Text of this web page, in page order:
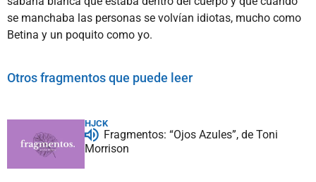
se manchaba las personas se volvían idiotas, mucho como
Betina y un poquito como yo.
Otros fragmentos que puede leer
HJCK
Fragmentos: “Ojos Azules”, de Toni
Morrison